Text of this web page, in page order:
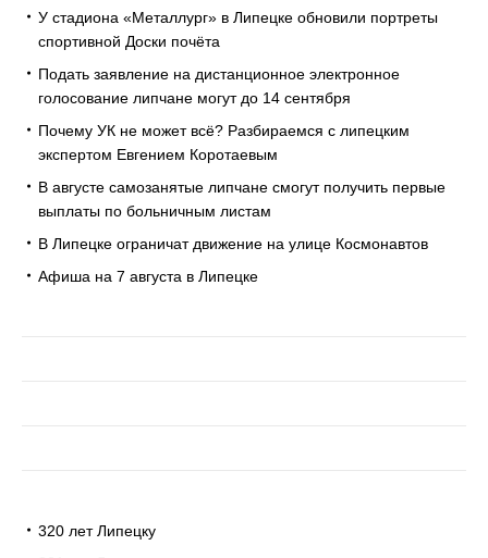
У стадиона «Металлург» в Липецке обновили портреты
спортивной Доски почёта
Подать заявление на дистанционное электронное
голосование липчане могут до 14 сентября
Почему УК не может всё? Разбираемся с липецким
экспертом Евгением Коротаевым
В августе самозанятые липчане смогут получить первые
выплаты по больничным листам
В Липецке ограничат движение на улице Космонавтов
Афиша на 7 августа в Липецке
320 лет Липецку